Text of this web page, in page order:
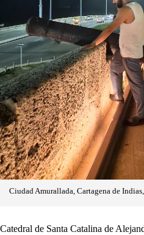
Ciudad Amurallada, Cartagena de
Catedral de Santa Catalina de